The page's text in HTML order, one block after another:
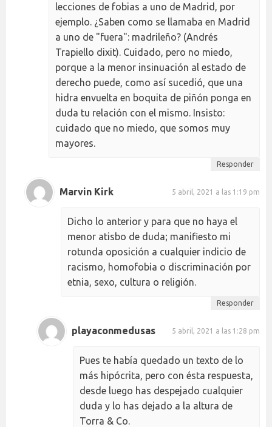
lecciones de fobias a uno de Madrid, por
ejemplo. ¿Saben como se llamaba en Madrid
a uno de "fuera": madrileño? (Andrés
Trapiello dixit). Cuidado, pero no miedo,
porque a la menor insinuación al estado de
derecho puede, como así sucedió, que una
hidra envuelta en boquita de piñón ponga en
duda tu relación con el mismo. Insisto:
cuidado que no miedo, que somos muy
mayores.
Responder
Marvin Kirk 5 abril, 2021 a las 1:19 pm
Dicho lo anterior y para que no haya el
menor atisbo de duda; manifiesto mi
rotunda oposición a cualquier indicio de
racismo, homofobia o discriminación por
etnia, sexo, cultura o religión.
Responder
playaconmedusas 5 abril, 2021 a las 1:28 pm
Pues te había quedado un texto de lo
más hipócrita, pero con ésta respuesta,
desde luego has despejado cualquier
duda y lo has dejado a la altura de
Torra & Co.